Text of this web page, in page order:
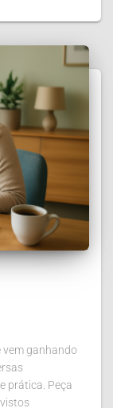
vem ganhando
prática. Peça